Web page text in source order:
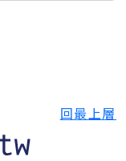
回最上層